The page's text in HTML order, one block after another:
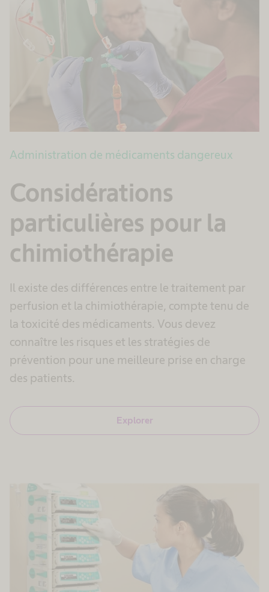
Administration de médicaments dangereux
Considérations
particulières pour la
chimiothérapie
Il existe des différences entre le traitement par
perfusion et la chimiothérapie, compte tenu de
la toxicité des médicaments. Vous devez
connaître les risques et les stratégies de
prévention pour une meilleure prise en charge
des patients.
Explorer